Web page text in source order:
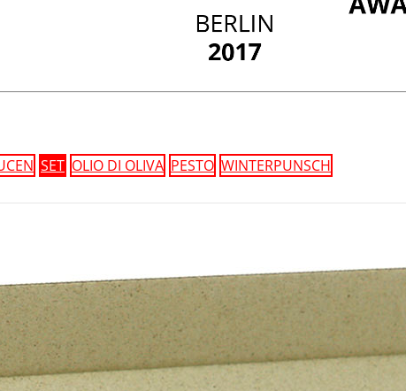
SET OLIO DI OLIVA PESTO WINTERPUNSCH